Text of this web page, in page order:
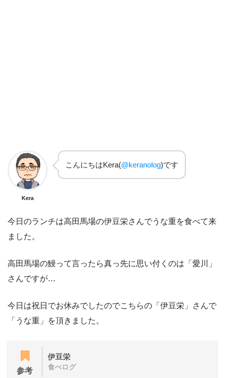
Kera
こんにちはKera(@keranolog)です
今日のランチは高田馬場の伊豆栄さんでうな重を食べて来
ました。
高田馬場の鰻って言ったら真っ先に思い付くのは「愛川」
さんですが…
今日は祝日でお休みでしたのでこちらの「伊豆栄」さんで
「うな重」を頂きました。
参考
伊豆栄
食べログ